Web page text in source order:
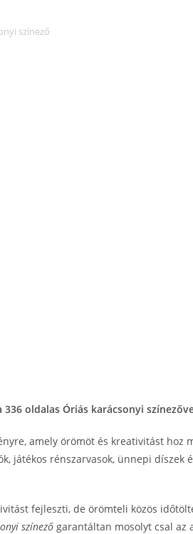
színező
oldalas Óriás karácsonyi
amely örömöt és kreativitást hoz
játékos rénszarvasok, ünnepi
fejleszti, de örömteli közös
színező garantáltan mosolyt csal az